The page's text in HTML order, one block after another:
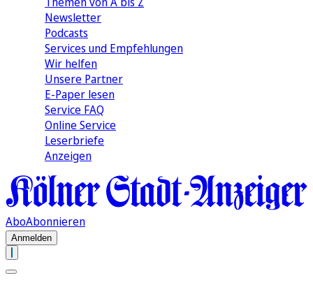
Newsletter
Podcasts
Services und Empfehlungen
Wir helfen
Unsere Partner
E-Paper lesen
Service FAQ
Online Service
Leserbriefe
Anzeigen
AboAbonnieren
Anmelden